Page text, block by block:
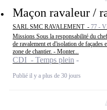
Maçon ravaleur /
SARL SMC RAVALEMENT - 77 -
Missions Sous la responsabilité du
de ravalement et d'isolation de
zone de chantier. - Monter...
CDI - Temps plein
Publié il y a plus de 30 jours